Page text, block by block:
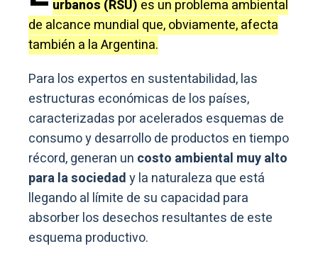
urbanos (RSU) es un problema ambiental
de alcance mundial que, obviamente, afecta
también a la Argentina.
Para los expertos en sustentabilidad, las
estructuras económicas de los países,
caracterizadas por acelerados esquemas de
consumo y desarrollo de productos en tiempo
récord, generan un costo ambiental muy alto
para la sociedady la naturaleza que está
llegando al límite de su capacidad para
absorber los desechos resultantes de este
esquema productivo.